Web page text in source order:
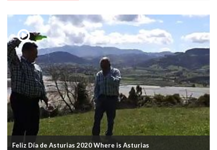
Feliz Día de Asturias 2020 Where is Asturias